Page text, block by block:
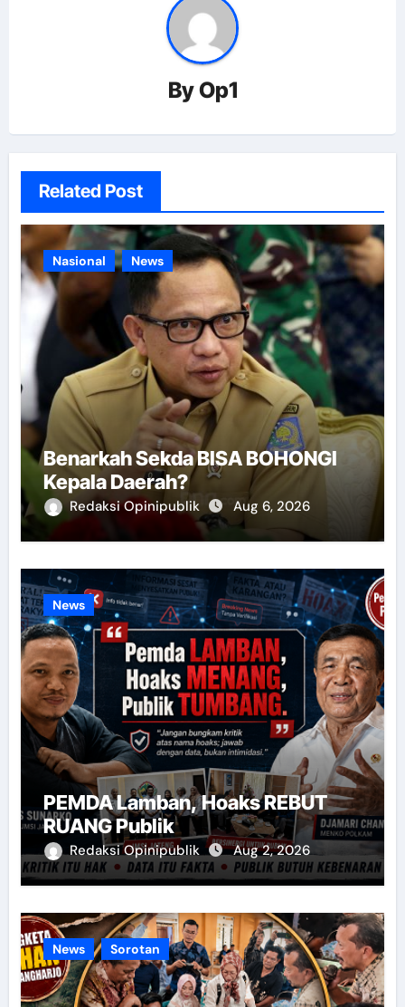
ByOp1
Related Post
Nasional News
Benarkah Sekda BISA BOHONGI
Kepala Daerah?
Redaksi Opinipublik Aug 6, 2026
News
PEMDA Lamban, Hoaks REBUT
RUANG Publik
Redaksi Opinipublik Aug 2, 2026
News Sorotan